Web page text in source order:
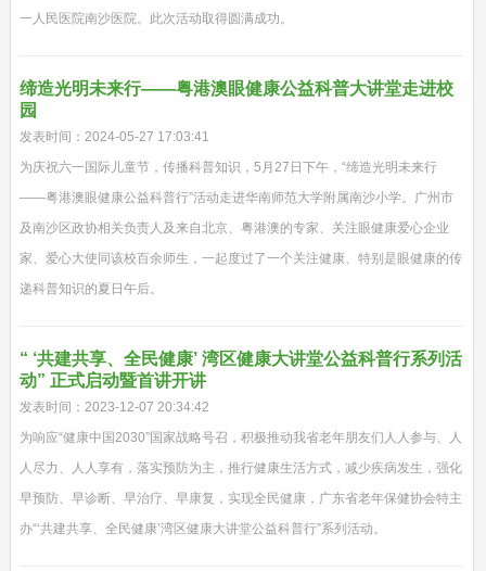
一人民医院南沙医院。此次活动取得圆满成功。
缔造光明未来行——粤港澳眼健康公益科普大讲堂走进校
园
发表时间：2024-05-27 17:03:41
为庆祝六一国际儿童节，传播科普知识，5月27日下午，“缔造光明未来行
——粤港澳眼健康公益科普行”活动走进华南师范大学附属南沙小学。广州市
及南沙区政协相关负责人及来自北京、粤港澳的专家、关注眼健康爱心企业
家、爱心大使同该校百余师生，一起度过了一个关注健康、特别是眼健康的传
递科普知识的夏日午后。
“ ‘共建共享、全民健康’ 湾区健康大讲堂公益科普行系列活
动” 正式启动暨首讲开讲
发表时间：2023-12-07 20:34:42
为响应“健康中国2030”国家战略号召，积极推动我省老年朋友们人人参与、人
人尽力、人人享有，落实预防为主，推行健康生活方式，减少疾病发生，强化
早预防、早诊断、早治疗、早康复，实现全民健康，广东省老年保健协会特主
办“‘共建共享、全民健康’湾区健康大讲堂公益科普行”系列活动。